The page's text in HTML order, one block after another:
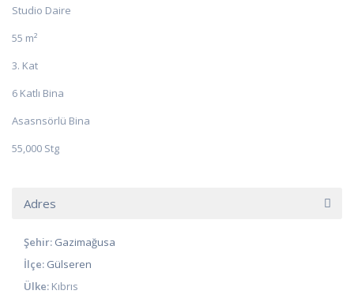
Studio Daire
55 m²
3. Kat
6 Katlı Bina
Asasnsörlü Bina
55,000 Stg
Adres
Şehir: Gazimağusa
İlçe: Gülseren
Ülke: Kıbrıs